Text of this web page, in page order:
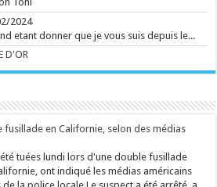
une tyrolienne
incliné. ...
Ecrit le 07/08 21:02
est mort
à l'âge de 77 ans.
Pley malmenés
né en 2023, le
histoire belge à
qui fait l'objet de
...
2024
etant donner que je vous suis depuis le...
D'OR
fusillade en Californie, selon des médias
tuées lundi lors d'une double fusillade
ont indiqué les médias américains